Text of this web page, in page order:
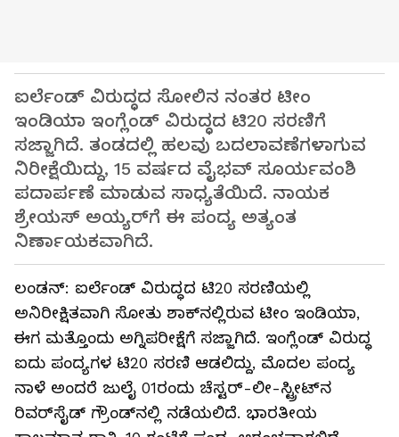
ಐರ್ಲೆಂಡ್ ವಿರುದ್ಧದ ಸೋಲಿನ ನಂತರ ಟೀಂ
ಇಂಡಿಯಾ ಇಂಗ್ಲೆಂಡ್ ವಿರುದ್ಧದ ಟಿ20 ಸರಣಿಗೆ
ಸಜ್ಜಾಗಿದೆ. ತಂಡದಲ್ಲಿ ಹಲವು ಬದಲಾವಣೆಗಳಾಗುವ
ನಿರೀಕ್ಷೆಯಿದ್ದು, 15 ವರ್ಷದ ವೈಭವ್ ಸೂರ್ಯವಂಶಿ
ಪದಾರ್ಪಣೆ ಮಾಡುವ ಸಾಧ್ಯತೆಯಿದೆ. ನಾಯಕ
ಶ್ರೇಯಸ್ ಅಯ್ಯರ್‌ಗೆ ಈ ಪಂದ್ಯ ಅತ್ಯಂತ
ನಿರ್ಣಾಯಕವಾಗಿದೆ.
ಲಂಡನ್: ಐರ್ಲೆಂಡ್ ವಿರುದ್ಧದ ಟಿ20 ಸರಣಿಯಲ್ಲಿ
ಅನಿರೀಕ್ಷಿತವಾಗಿ ಸೋತು ಶಾಕ್‌ನಲ್ಲಿರುವ ಟೀಂ ಇಂಡಿಯಾ,
ಈಗ ಮತ್ತೊಂದು ಅಗ್ನಿಪರೀಕ್ಷೆಗೆ ಸಜ್ಜಾಗಿದೆ. ಇಂಗ್ಲೆಂಡ್ ವಿರುದ್ಧ
ಐದು ಪಂದ್ಯಗಳ ಟಿ20 ಸರಣಿ ಆಡಲಿದ್ದು, ಮೊದಲ ಪಂದ್ಯ
ನಾಳೆ ಅಂದರೆ ಜುಲೈ 01ರಂದು ಚೆಸ್ಟರ್-ಲೀ-ಸ್ಟ್ರೀಟ್‌ನ
ರಿವರ್‌ಸೈಡ್ ಗ್ರೌಂಡ್‌ನಲ್ಲಿ ನಡೆಯಲಿದೆ. ಭಾರತೀಯ